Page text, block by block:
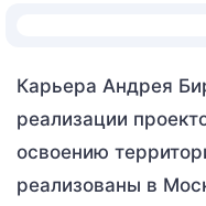
Карьера Андрея
реализации
освоению
реализованы в